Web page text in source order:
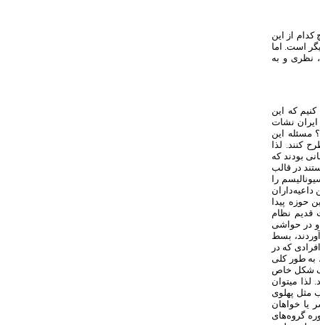
از این
است. اما
نظری و به
که این
ایران نشات
مسئله این
کنند. لذا
بودند که
در قالب
را
حوزه پیدا
قدیم نظام
و در حواشی
بسط
که در
به طور کلی
یک شکل خاص
می­توان
مثل پهلوی
یا خواهان
گروه‌های